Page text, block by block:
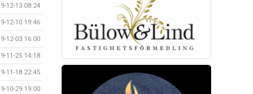
12-13 08:24
12-10 19:46
12-03 16:00
11-25 14:18
11-18 22:45
10-29 19:00